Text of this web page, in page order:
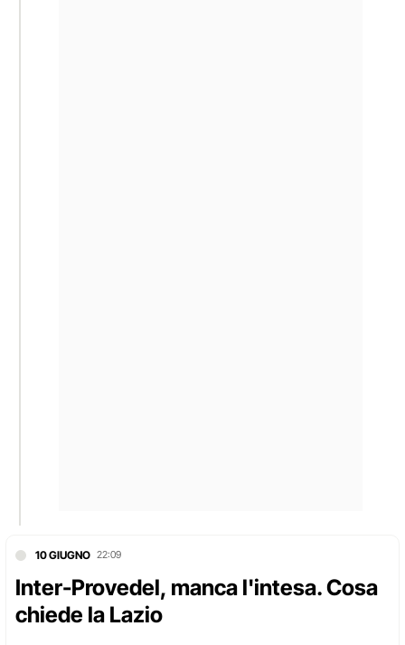
10 GIUGNO 22:09
Inter-Provedel, manca l'intesa. Cosa
chiede la Lazio